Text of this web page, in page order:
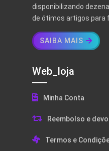
disponibilizando
de ótimos artigos para
SAIBA MAIS
Web_loja
Minha Conta
Reembolso e
Termos e